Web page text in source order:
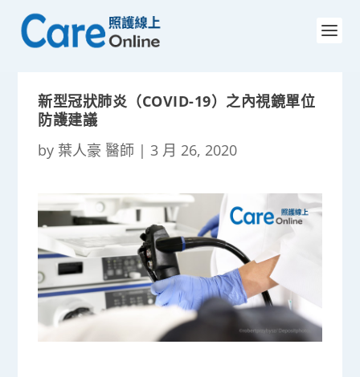
新型冠狀肺炎（COVID-19）之內視鏡單位
防護建議
by 葉人豪 醫師 |3 月 26, 2020